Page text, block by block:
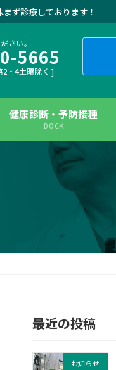
ず診療しております！
さい。
5665
2・4土曜除く ]
健康診断・予防接種
DOCK
最近の投稿
お知らせ